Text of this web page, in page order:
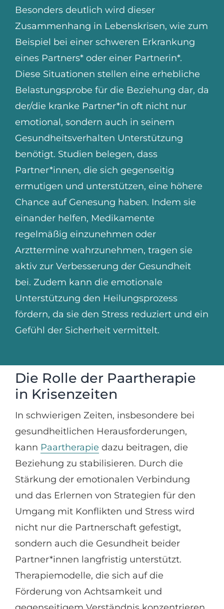
Besonders deutlich wird dieser
Zusammenhang in Lebenskrisen, wie zum
Beispiel bei einer schweren Erkrankung
eines Partners* oder einer Partnerin*.
Diese Situationen stellen eine erhebliche
Belastungsprobe für die Beziehung dar, da
der/die kranke Partner*in oft nicht nur
emotional, sondern auch in seinem
Gesundheitsverhalten Unterstützung
benötigt. Studien belegen, dass
Partner*innen, die sich gegenseitig
ermutigen und unterstützen, eine höhere
Chance auf Genesung haben. Indem sie
einander helfen, Medikamente
regelmäßig einzunehmen oder
Arzttermine wahrzunehmen, tragen sie
aktiv zur Verbesserung der Gesundheit
bei. Zudem kann die emotionale
Unterstützung den Heilungsprozess
fördern, da sie den Stress reduziert und ein
Gefühl der Sicherheit vermittelt.
Die Rolle der Paartherapie
in Krisenzeiten
In schwierigen Zeiten, insbesondere bei
gesundheitlichen Herausforderungen,
kann Paartherapie dazu beitragen, die
Beziehung zu stabilisieren. Durch die
Stärkung der emotionalen Verbindung
und das Erlernen von Strategien für den
Umgang mit Konflikten und Stress wird
nicht nur die Partnerschaft gefestigt,
sondern auch die Gesundheit beider
Partner*innen langfristig unterstützt.
Therapiemodelle, die sich auf die
Förderung von Achtsamkeit und